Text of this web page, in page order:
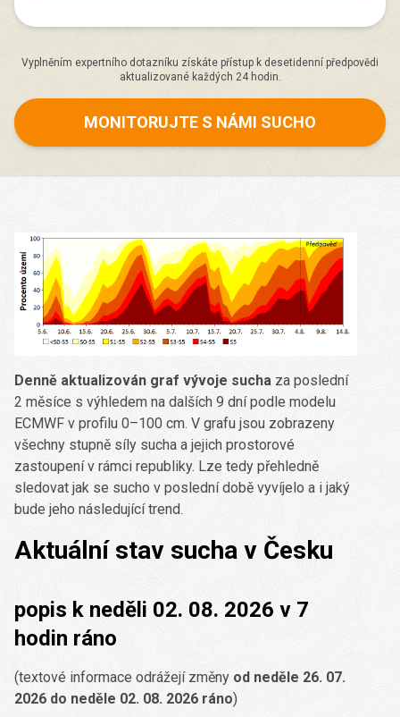
Vyplněním expertního dotazníku získáte přístup k desetidenní předpovědi
aktualizované každých 24 hodin.
MONITORUJTE S NÁMI SUCHO
Denně aktualizován graf vývoje sucha za poslední
2 měsíce s výhledem na dalších 9 dní podle modelu
ECMWF v profilu 0–100 cm. V grafu jsou zobrazeny
všechny stupně síly sucha a jejich prostorové
zastoupení v rámci republiky. Lze tedy přehledně
sledovat jak se sucho v poslední době vyvíjelo a i jaký
bude jeho následující trend.
Aktuální stav sucha v Česku
popis k neděli 02. 08. 2026 v 7
hodin ráno
(textové informace odrážejí změny od neděle 26. 07.
2026 do neděle 02. 08. 2026 ráno)